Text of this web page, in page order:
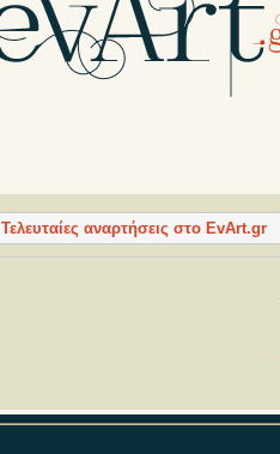
Τελευταίες αναρτήσεις στο EvArt.gr